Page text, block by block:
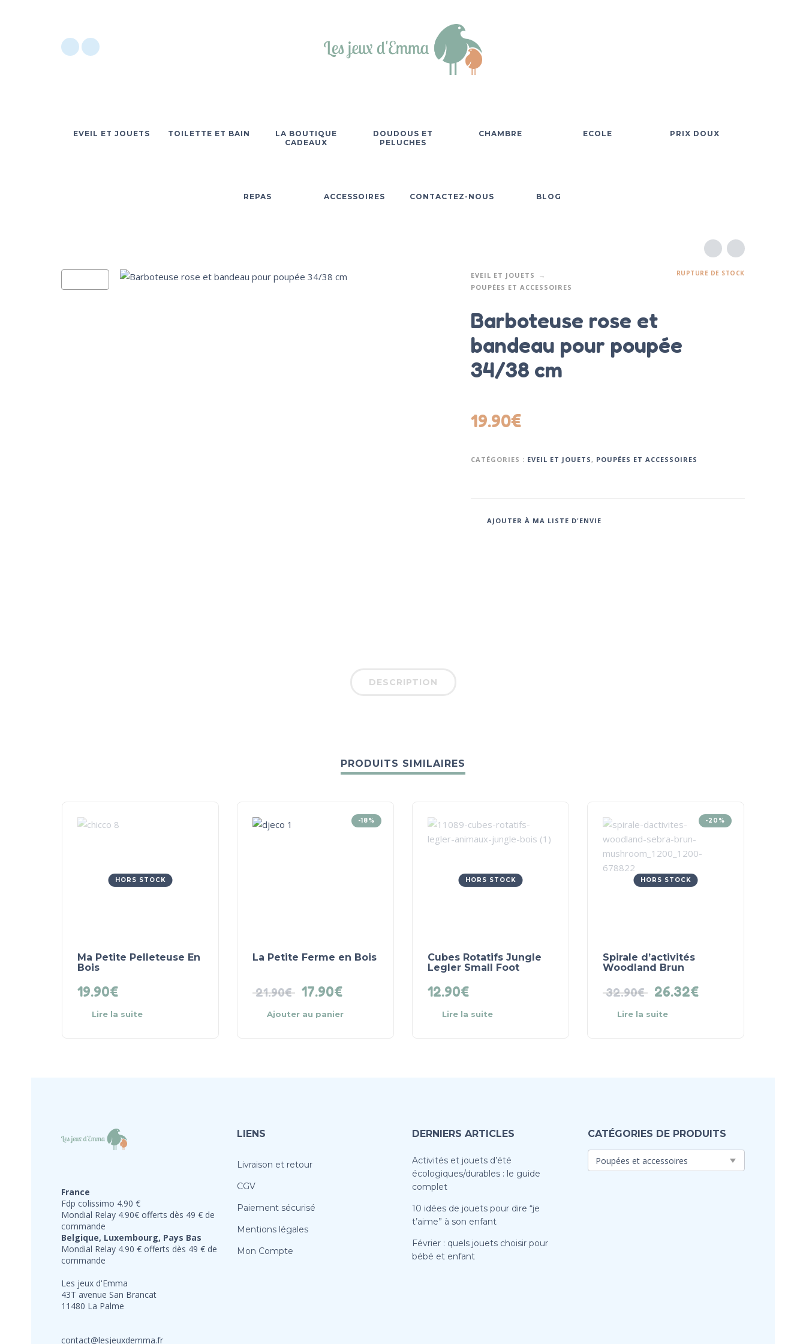
EVEIL ET JOUETS TOILETTE ET BAIN
LA BOUTIQUE
CADEAUX
DOUDOUS ET
PELUCHES
CHAMBRE ECOLE PRIX DOUX
REPAS ACCESSOIRES CONTACTEZ-NOUS BLOG
EVEIL ET JOUETS
POUPÉES ET ACCESSOIRES
RUPTURE DE STOCK
Barboteuse rose et
bandeau pour poupée
34/38 cm
19.90€
CATÉGORIES : EVEIL ET JOUETS , POUPÉES ET ACCESSOIRES
AJOUTER À MA LISTE D'ENVIE
DESCRIPTION
PRODUITS SIMILAIRES
HORS STOCK
Ma Petite Pelleteuse En
Bois
19.90€
Lire la suite
-18%
La Petite Ferme en Bois
21.90€ 17.90€
Ajouter au panier
HORS STOCK
Cubes Rotatifs Jungle
Legler Small Foot
12.90€
Lire la suite
-20%
HORS STOCK
Spirale d’activités
Woodland Brun
32.90€ 26.32€
Lire la suite
France
Fdp colissimo 4.90 €
Mondial Relay 4.90€ offerts dès 49 € de
commande
Belgique, Luxembourg, Pays Bas
Mondial Relay 4.90 € offerts dès 49 € de
commande
Les jeux d'Emma
43T avenue San Brancat
11480 La Palme
contact@lesjeuxdemma.fr
LIENS
Livraison et retour
CGV
Paiement sécurisé
Mentions légales
Mon Compte
DERNIERS ARTICLES
Activités et jouets d’été
écologiques/durables : le guide
complet
10 idées de jouets pour dire “je
t’aime” à son enfant
Février : quels jouets choisir pour
bébé et enfant
CATÉGORIES DE PRODUITS